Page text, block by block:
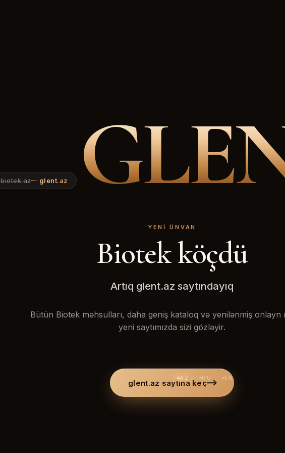
biotek.az glent.az
YENI ÜNVAN
Biotek köçdü
Artıq glent.az saytındayıq
Bütün Biotek məhsulları, daha geniş kataloq və yenilənmiş onlayn
yeni saytımızda sizi gözləyir.
glent.az saytına keç
AZ RU EN